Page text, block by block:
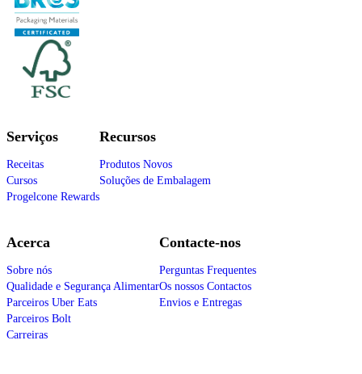
Serviços
Receitas
Cursos
Progelcone Rewards
Recursos
Produtos Novos
Soluções de Embalagem
Acerca
Sobre nós
Qualidade e Segurança Alimentar
Parceiros Uber Eats
Parceiros Bolt
Carreiras
Contacte-nos
Perguntas Frequentes
Os nossos Contactos
Envios e Entregas